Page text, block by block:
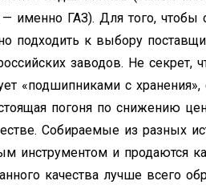
именно ГАЗ). Для того, чтобы
подходить к выбору
заводов. Не секрет,
«подшипниками с
погоня по снижению
Собираемые из разных
инструментом и продаются
качества лучше всего